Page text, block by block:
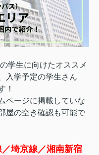
の学生に向けたオススメ
入学予定の学生さん
！
ページに掲載していな
屋の空き確認も可能で
／埼京線／湘南新宿